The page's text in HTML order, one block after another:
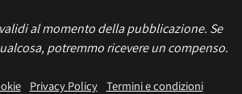
al momento della pubblicazione. Se
potremmo ricevere un compenso.
Privacy Policy Termini e condizioni